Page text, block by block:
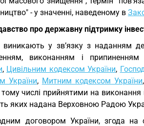
- у значенні, наведеному в
про державну підтримку
у зв’язку з наданням
виконанням і припиненням
, Цивільним кодексом України,
України, Митним кодексом України
числі прийнятими на
яких надана Верховною Радою
договором України, згода на